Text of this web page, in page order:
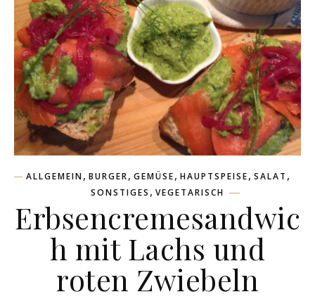
ALLGEMEIN, BURGER, GEMÜSE, HAUPTSPEISE, SALAT ,
SONSTIGES , VEGETARISCH
Erbsencremesandwic
h mit Lachs und
roten Zwiebeln